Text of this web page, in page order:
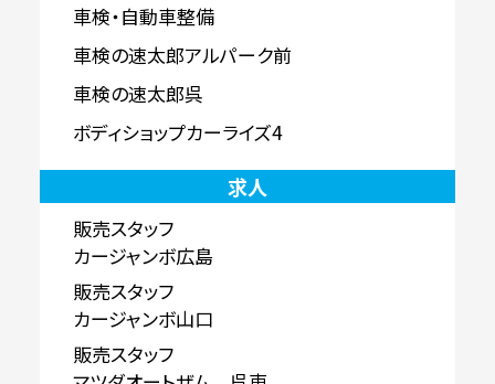
車検・自動車整備
車検の速太郎アルパーク前
車検の速太郎呉
ボディショップカーライズ4
求人
販売スタッフ
カージャンボ広島
販売スタッフ
カージャンボ山口
販売スタッフ